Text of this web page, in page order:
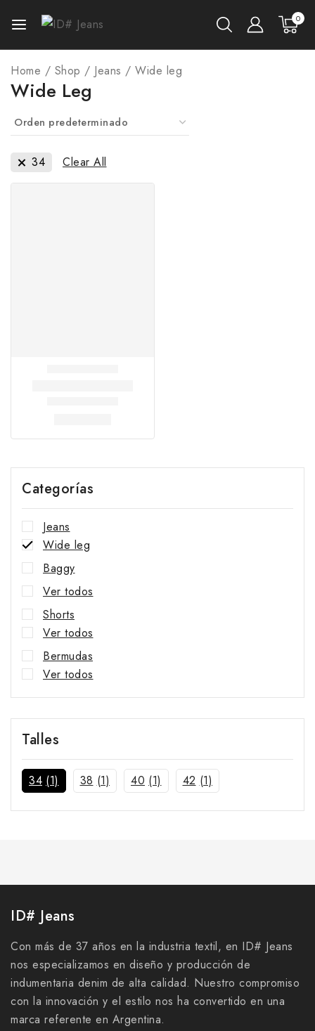
0
Home / Shop / Jeans / Wide leg
Wide Leg
34 Clear All
Categorías
Jeans
Wide leg
Baggy
Ver todos
Shorts
Ver todos
Bermudas
Ver todos
Faldas
Ver todos
Nuevos Ingresos
Talles
34 (1) 38 (1) 40 (1) 42 (1)
ID# Jeans
Con más de 37 años en la industria textil, en ID# Jeans
nos especializamos en diseño y producción de
indumentaria denim de alta calidad. Nuestro compromiso
con la innovación y el estilo nos ha convertido en una
marca referente en Argentina.